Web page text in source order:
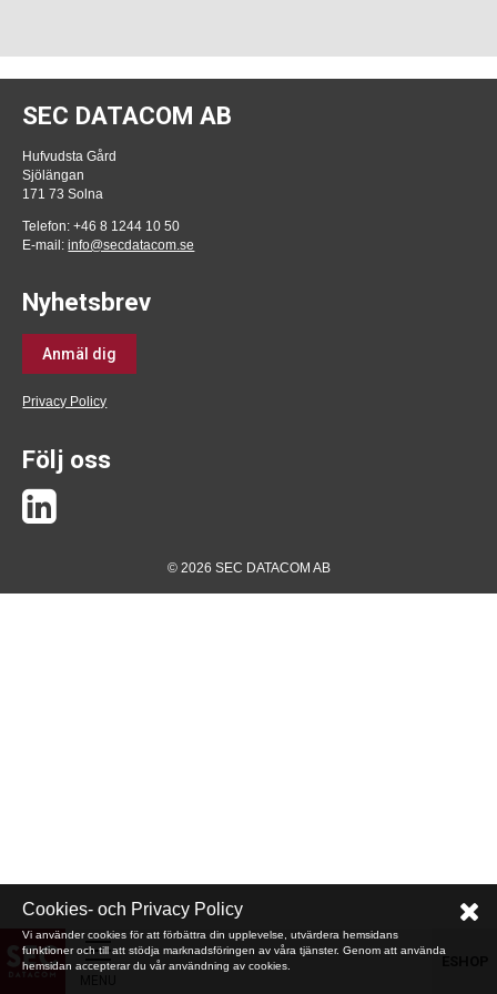
SEC DATACOM AB
Hufvudsta Gård
Sjölängan
171 73 Solna
Telefon: +46 8 1244 10 50
E-mail:info@secdatacom.se
Nyhetsbrev
Anmäl dig
Privacy Policy
Följ oss
© 2026 SEC DATACOM AB
Cookies- och Privacy Policy
Vi använder cookies för att förbättra din upplevelse, utvärdera hemsidans
funktioner och till att stödja marknadsföringen av våra tjänster. Genom att använda
hemsidan accepterar du vår användning av cookies.